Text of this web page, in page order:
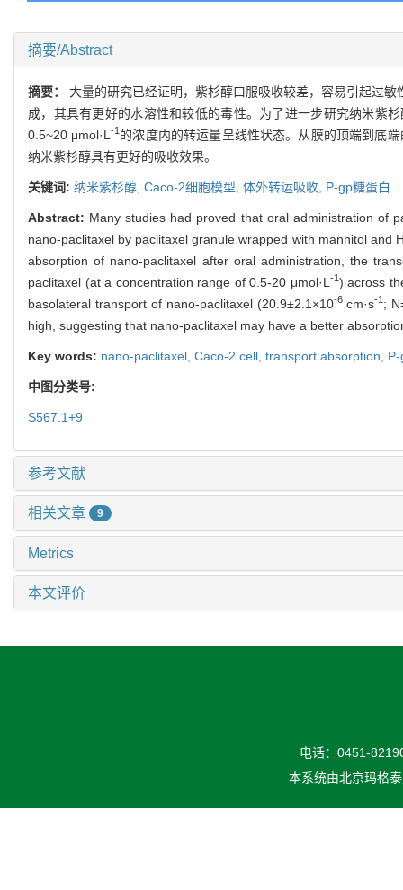
摘要/Abstract
摘要： 大量的研究已经证明，紫杉醇口服吸收较差，容易引起过
成，其具有更好的水溶性和较低的毒性。为了进一步研究纳米紫
0.5~20 μmol·L-1 的浓度内的转运量呈线性状态。从膜的顶端到底
纳米紫杉醇具有更好的吸收效果。
关键词: 纳米紫杉醇, Caco-2细胞模型, 体外转运吸收, P-gp糖蛋白
Abstract: Many studies had proved that oral administration of
nano-paclitaxel by paclitaxel granule wrapped with mannitol and
absorption of nano-paclitaxel after oral administration, the
paclitaxel (at a concentration range of 0.5-20 μmol·L -1 ) across
basolateral transport of nano-paclitaxel (20.9±2.1×10-6 cm·s-1 ;
high, suggesting that nano-paclitaxel may have a better
Key words: nano-paclitaxel, Caco-2 cell, transport absorption,
中图分类号:
S567.1+9
参考文献
相关文章 9
Metrics
本文评价
电话：0451-
本系统由北京玛格